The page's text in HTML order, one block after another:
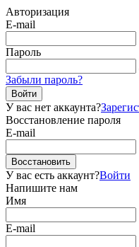
Авторизация
E-mail
Пароль
Забыли пароль?
Войти
У вас нет аккаунта?
Восстановление пароля
E-mail
Восстановить
У вас есть аккаунт?Войти
Напишите нам
Имя
E-mail